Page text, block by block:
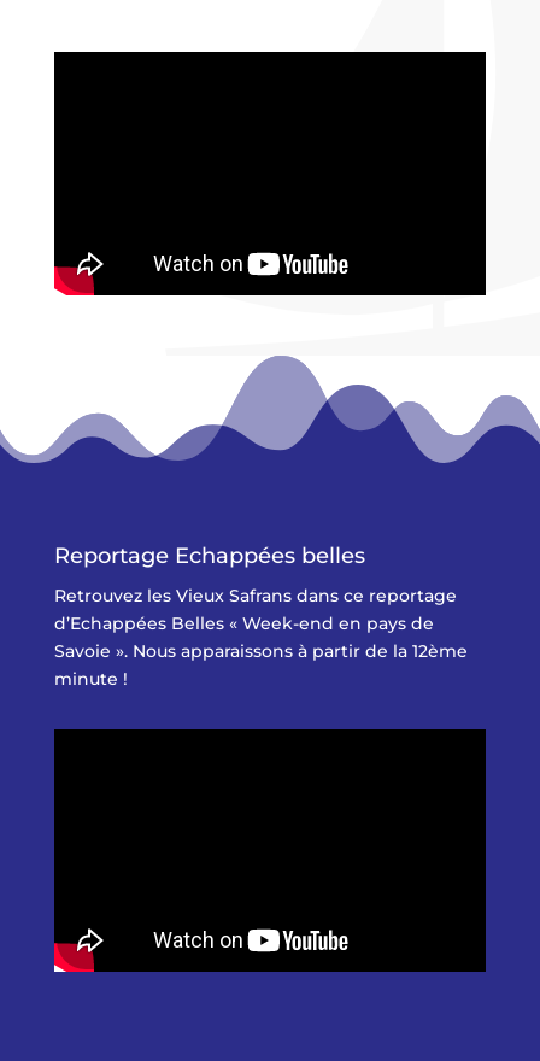
Reportage Echappées belles
Retrouvez les Vieux Safrans dans ce reportage
d’Echappées Belles « Week-end en pays de
Savoie ». Nous apparaissons à partir de la 12ème
minute !